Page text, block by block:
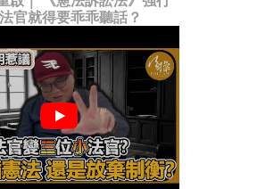
官就得要乖乖聽話？